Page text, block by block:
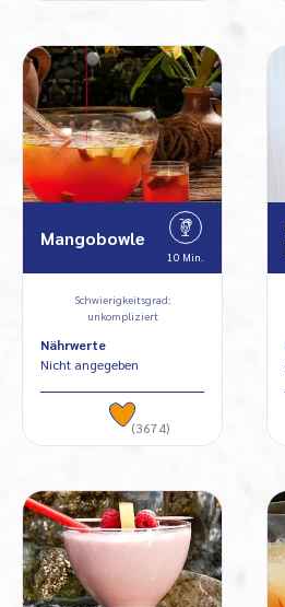
Mangobowle
10 Min.
Schwierigkeitsgrad:
unkompliziert
Nährwerte
Nicht angegeben
(3674)